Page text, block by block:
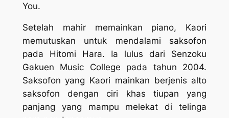
You.
Setelah mahir memainkan piano, Kaori
memutuskan untuk mendalami saksofon
pada Hitomi Hara. Ia lulus dari Senzoku
Gakuen Music College pada tahun 2004.
Saksofon yang Kaori mainkan berjenis alto
saksofon dengan ciri khas tiupan yang
panjang yang mampu melekat di telinga